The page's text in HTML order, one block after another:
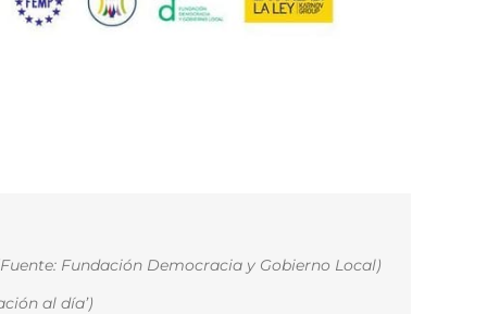
Fundación Democracia y Gobierno Local)
al día’)